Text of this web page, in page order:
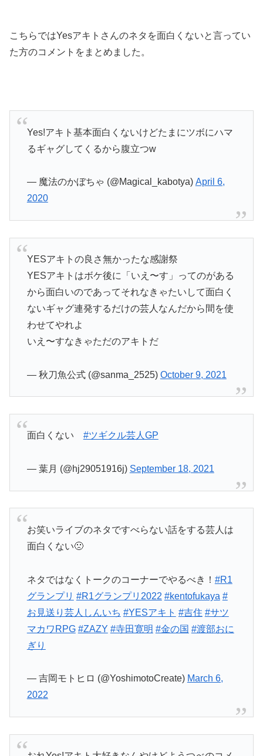
こちらではYesアキトさんのネタを面白くないと言ってい
た方のコメントをまとめました。
Yes!アキト基本面白くないけどたまにツボにハマ
るギャグしてくるから腹立つw
— 魔法のかぼちゃ (@Magical_kabotya) April 6,
2020
YESアキトの良さ無かったな感謝祭
YESアキトはボケ後に「いえ〜す」ってのがある
から面白いのであってそれなきゃたいして面白く
ないギャグ連発するだけの芸人なんだから間を使
わせてやれよ
いえ〜すなきゃただのアキトだ
— 秋刀魚公式 (@sanma_2525) October 9, 2021
面白くない #ツギクル芸人GP
— 葉月 (@hj29051916j) September 18, 2021
お笑いライブのネタですべらない話をする芸人は
面白くない🙁
ネタではなくトークのコーナーでやるべき！ #R1
グランプリ #R1グランプリ2022 #kentofukaya #
お見送り芸人しんいち #YESアキト #吉住 #サツ
マカワRPG #ZAZY #寺田寛明 #金の国 #渡部おに
ぎり
— 吉岡モトヒロ (@YoshimotoCreate) March 6,
2022